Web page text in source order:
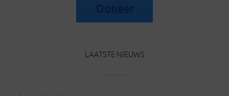
Doneer
LAATSTE NIEUWS